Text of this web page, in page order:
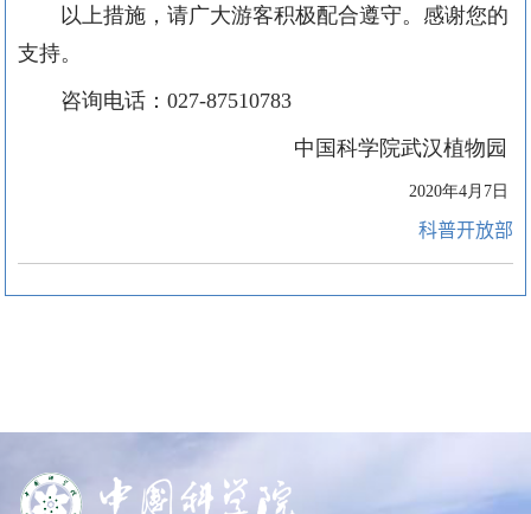
以上措施，请广大游客积极配合遵守。感谢您的
支持。
咨询电话： 027-87510783
中国科学院武汉植物园
2020年4月7日
科普开放部